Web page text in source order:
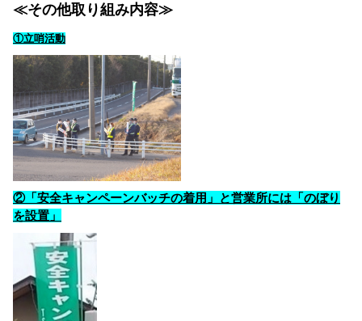
≪その他取り組み内容≫
①立哨活動
②「安全キャンペーンバッチの着用」と営業所には「のぼり
を設置」